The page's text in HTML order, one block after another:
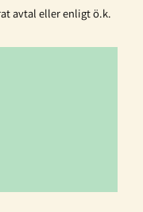
avtal eller enligt ö.k.